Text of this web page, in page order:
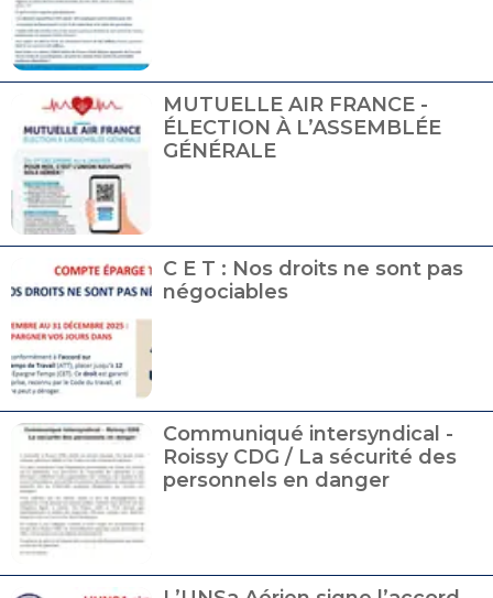
MUTUELLE AIR FRANCE -
ÉLECTION À L’ASSEMBLÉE
GÉNÉRALE
C E T : Nos droits ne sont pas
négociables
Communiqué intersyndical -
Roissy CDG / La sécurité des
personnels en danger